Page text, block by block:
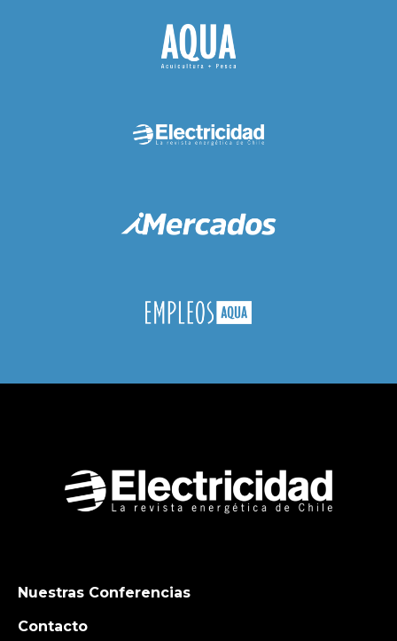
Nuestras Conferencias
Contacto